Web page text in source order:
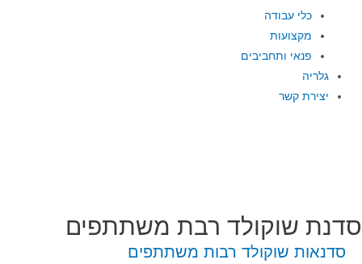
כלי עבודה
מקצועות
פנאי ותחביבים
גלריה
יצירת קשר
סדנת שוקולד רבת משתתפים
סדנאות שוקולד רבות משתתפים